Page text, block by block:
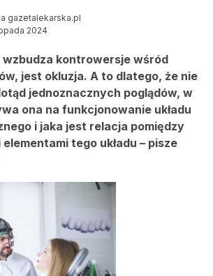
gazetalekarska.pl
2024
kontrowersje wśród
jest okluzja. A to dlatego, że nie
jednoznacznych poglądów, w
ona na funkcjonowanie układu
i jaka jest relacja pomiędzy
tego układu – pisze